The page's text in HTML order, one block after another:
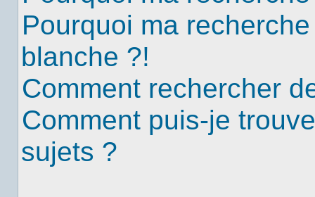
Pourquoi ma
blanche ?!
Comment rechercher
Comment puis-je
sujets ?